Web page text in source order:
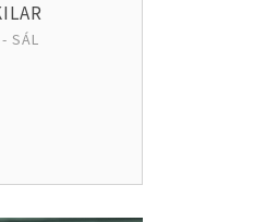
SÁL